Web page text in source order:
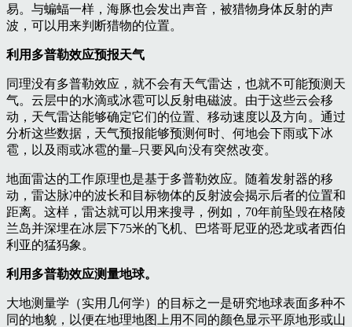
易。与蝙蝠一样，海豚也会发出声音，被猎物身体反射的声
波，可以用来判断猎物的位置。
利用多普勒效应预报天气
同理没有多普勒效应，就不会有天气雷达，也就不可能预测天
气。云层中的水滴或冰雹可以反射电磁波。由于这些云会移
动，天气雷达能够确定它们的位置、移动速度以及方向。通过
分析这些数据，天气预报能够预测何时、何地会下雨或下冰
雹，以及雨或冰雹的量–只要风向没有突然改变。
地面雷达的工作原理也是基于多普勒效应。随着发射器的移
动，雷达脉冲的波长和目标物体的反射波会揭示后者的位置和
距离。这样，雷达就可以用来搜寻，例如，70年前坠毁在格陵
兰岛并深埋在冰层下75米的飞机、巴塔哥尼亚的恐龙或者西伯
利亚的猛犸象。
利用多普勒效应测量地球。
大地测量学（实用几何学）的目标之一是研究地球表面多种不
同的地貌，以便在地理地图上用不同的颜色显示平原地形或山